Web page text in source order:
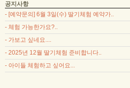
공지사항
- [예약문의] 6월 3일(수) 딸기체험 예약가..
- 체험 가능한가요?..
- 가보고 싶네요....
- 2025년 12월 딸기체험 준비합니다..
- 아이들 체험하고 싶어요...